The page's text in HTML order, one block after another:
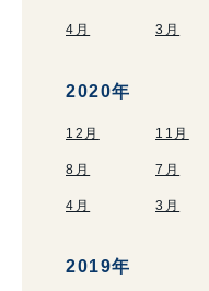
4月 3月
2020年
12月 11月
8月 7月
4月 3月
2019年